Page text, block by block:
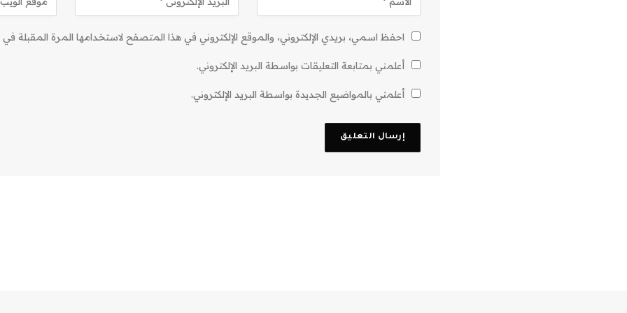
احفظ اسمي، بريدي الإلكتروني، والموقع الإلكتروني في هذا المتصفح لاستخدامها المرة المقبلة في
أعلمني بمتابعة التعليقات بواسطة البريد الإلكتروني.
أعلمني بالمواضيع الجديدة بواسطة البريد الإلكتروني.